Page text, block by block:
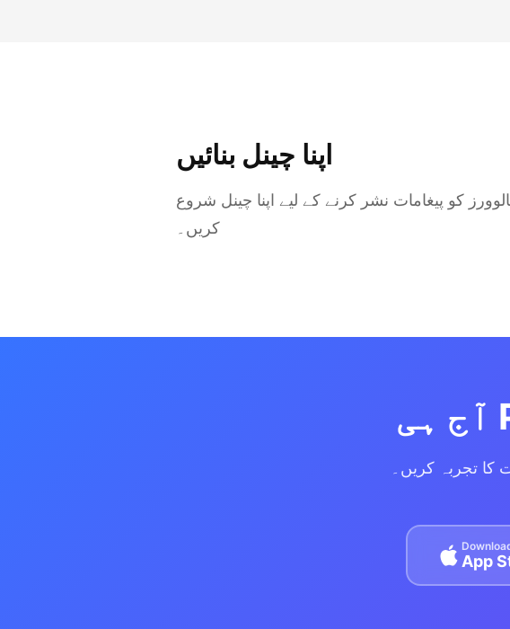
اپنا چینل بنائیں
کو پیغامات نشر کرنے کے لیے اپنا چینل شروع
کریں۔
کا تجربہ کریں۔
App